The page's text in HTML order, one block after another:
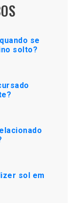
se
solto?
sol em